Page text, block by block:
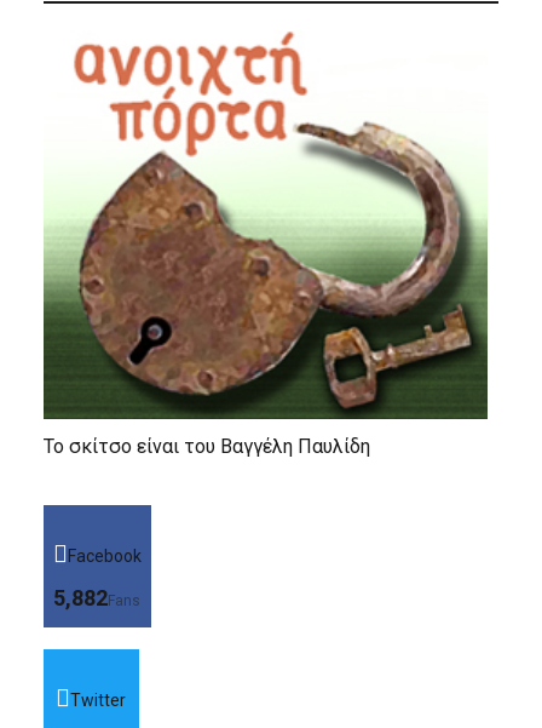
Το σκίτσο είναι του Βαγγέλη Παυλίδη
Facebook
5,882Fans
Twitter